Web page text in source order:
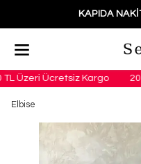
KAPIDA
Üzeri Ücretsiz Kargo
Elbise